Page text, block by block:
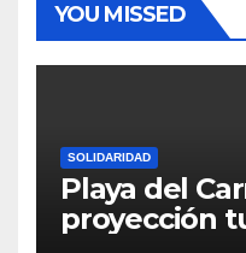
YOU MISSED
SOLIDARIDAD
Playa del
proyección